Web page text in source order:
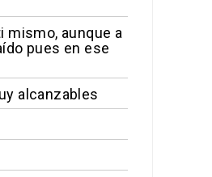
mismo, aunque a
pues en ese
alcanzables